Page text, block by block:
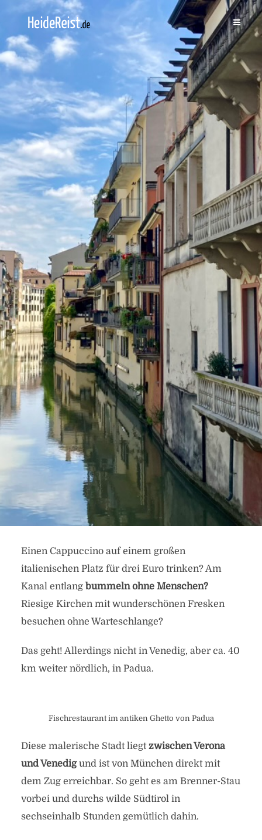
Einen Cappuccino auf einem großen
italienischen Platz für drei Euro trinken? Am
Kanal entlang bummeln ohne Menschen?
Riesige Kirchen mit wunderschönen Fresken
besuchen ohne Warteschlange?
Das geht! Allerdings nicht in Venedig, aber ca. 40
km weiter nördlich, in Padua.
Fischrestaurant im antiken Ghetto von Padua
Diese malerische Stadt liegtzwischen Verona
und Venedigund ist von München direkt mit
dem Zug erreichbar. So geht es am Brenner-Stau
vorbei und durchs wilde Südtirol in
sechseinhalb Stunden gemütlich dahin.